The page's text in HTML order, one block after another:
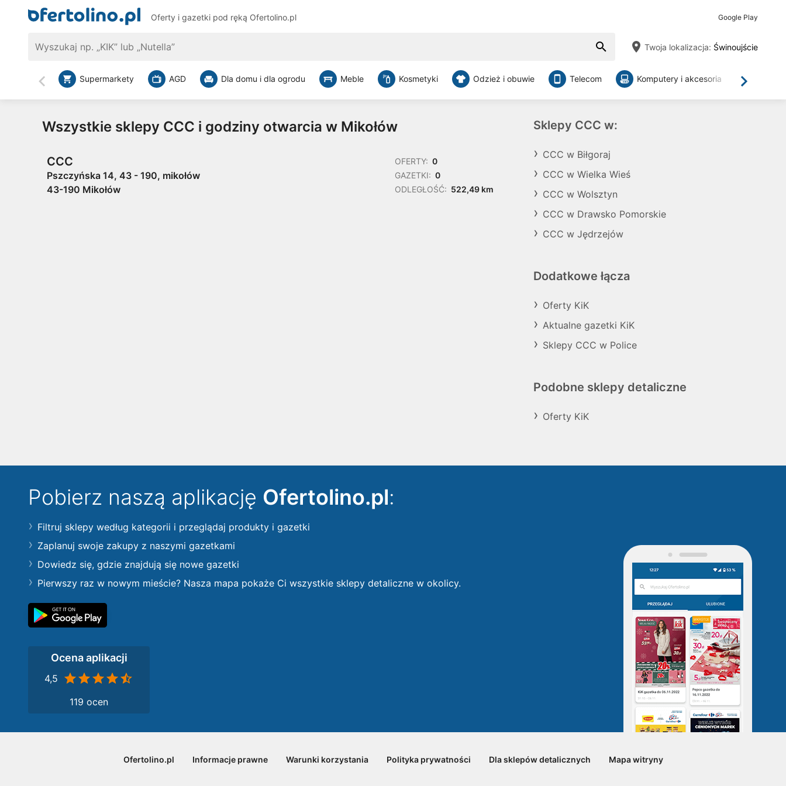
Oferty i gazetki pod ręką Ofertolino.pl Google Play
Twoja lokalizacja: Świnoujście
Wstecz Dalej
Supermarkety AGD Dla domu i dla ogrodu Meble Kosmetyki Odzież i obuwie Telecom Komputery i akcesoria
Wszystkie sklepy CCC i godziny otwarcia w Mikołów
CCC
Pszczyńska 14, 43 - 190, mikołów
43-190 Mikołów
OFERTY: 0
GAZETKI: 0
ODLEGŁOŚĆ: 522,49 km
Sklepy CCC w:
CCC w Biłgoraj
CCC w Wielka Wieś
CCC w Wolsztyn
CCC w Drawsko Pomorskie
CCC w Jędrzejów
Dodatkowe łącza
Oferty KiK
Aktualne gazetki KiK
Sklepy CCC w Police
Podobne sklepy detaliczne
Oferty KiK
Pobierz naszą aplikację Ofertolino.pl:
Filtruj sklepy według kategorii i przeglądaj produkty i gazetki
Zaplanuj swoje zakupy z naszymi gazetkami
Dowiedz się, gdzie znajdują się nowe gazetki
Pierwszy raz w nowym mieście? Nasza mapa pokaże Ci wszystkie sklepy detaliczne w okolicy.
Ocena aplikacji
4,5
119 ocen
Ofertolino.pl Informacje prawne Warunki korzystania Polityka prywatności Dla sklepów detalicznych Mapa witryny